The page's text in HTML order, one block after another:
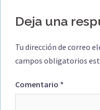
Deja una
Tu dirección de correo
campos obligatorios
Comentario *